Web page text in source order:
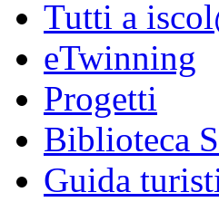
Tutti a
eTwinning
Progetti
Biblioteca
Guida